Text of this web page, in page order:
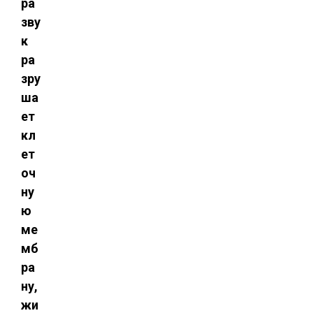
ра
зву
к
ра
зру
ша
ет
кл
ет
оч
ну
ю
ме
мб
ра
ну,
жи